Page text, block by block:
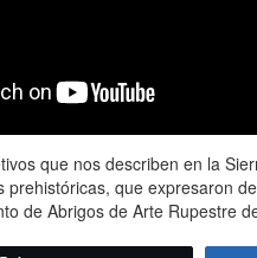
que nos describen en la
prehistóricas, que expresaron
de Abrigos de Arte Rupestre